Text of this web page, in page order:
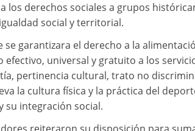
los derechos sociales a grupos
social y territorial.
se garantizara el derecho a la
efectivo, universal y gratuito a los
pertinencia cultural, trato no
la cultura física y la práctica del
su integración social.